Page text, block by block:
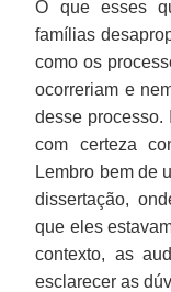
O que esses
famílias
como os
ocorreriam e
desse processo.
com certeza
Lembro bem de
dissertação,
que eles
contexto, as
esclarecer as